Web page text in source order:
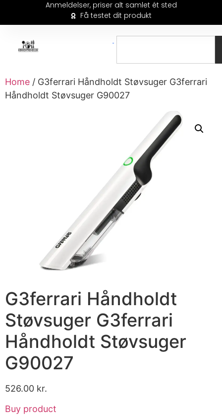
Anmeldelser, priser alt samlet ét sted
Få testet dit produkt
Home / G3ferrari Håndholdt Støvsuger G3ferrari
Håndholdt Støvsuger G90027
G3ferrari Håndholdt
Støvsuger G3ferrari
Håndholdt Støvsuger
G90027
526.00 kr.
Buy product